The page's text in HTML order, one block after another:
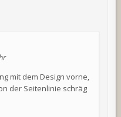
mit dem Design vorne,
der Seitenlinie schräg